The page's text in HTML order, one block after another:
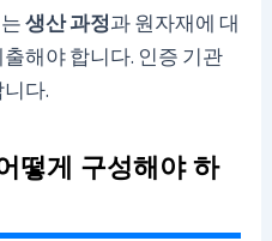
는생산 과정과 원자재에 대
해야 합니다. 인증 기관
다.
떻게 구성해야 하